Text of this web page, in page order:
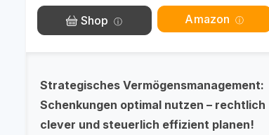
Shop Amazon
Strategisches Vermögensmanagement:
Schenkungen optimal nutzen – rechtlich
clever und steuerlich effizient planen!